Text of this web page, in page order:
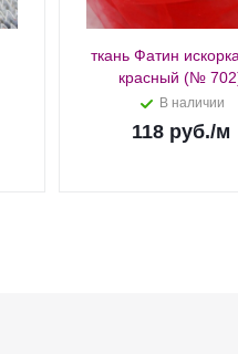
ткань Фатин
красный (№
В наличии
118руб./м